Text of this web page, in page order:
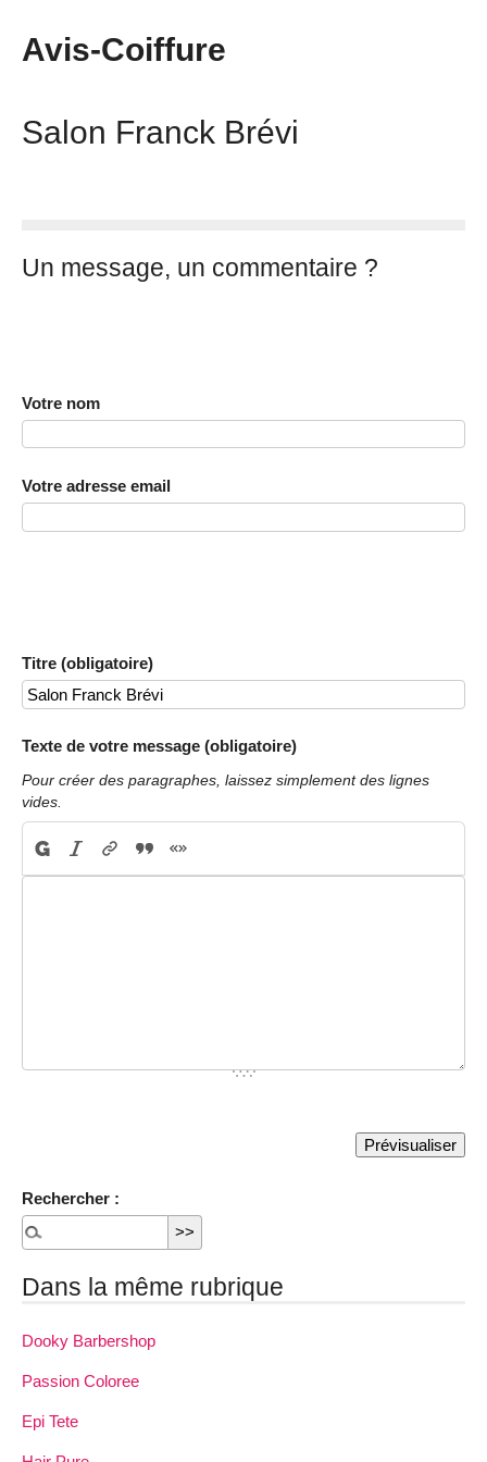
Avis-Coiffure
Salon Franck Brévi
Un message, un commentaire ?
Votre nom
Votre adresse email
Titre (obligatoire)
Texte de votre message (obligatoire)
Pour créer des paragraphes, laissez simplement des lignes
vides.
Rechercher :
Dans la même rubrique
Dooky Barbershop
Passion Coloree
Epi Tete